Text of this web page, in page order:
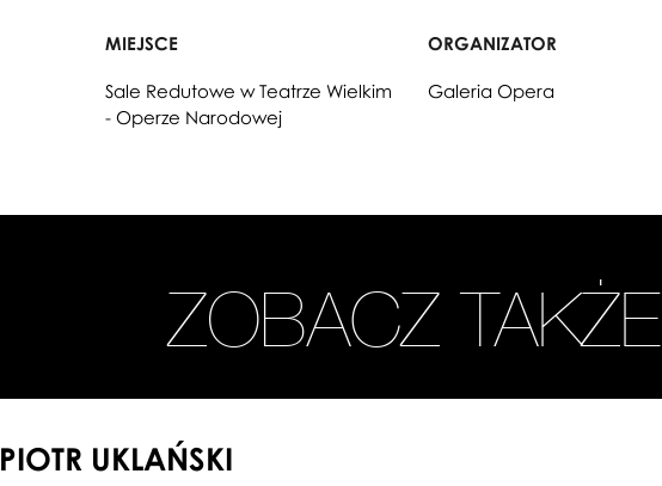
MIEJSCE
Sale Redutowe w Teatrze Wielkim
- Operze Narodowej
ORGANIZATOR
Galeria Opera
ZOBACZ TAKŻE
PIOTR UKLAŃSKI